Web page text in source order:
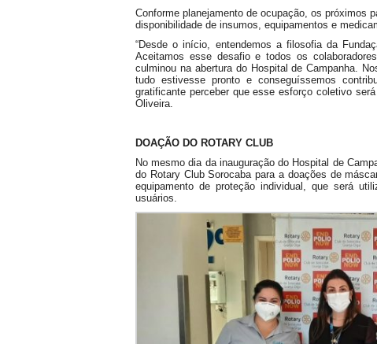
Conforme planejamento de ocupação, os próximos
disponibilidade de insumos, equipamentos e
“Desde o início, entendemos a filosofia da
Aceitamos esse desafio e todos os
culminou na abertura do Hospital de Campanha.
tudo estivesse pronto e conseguíssemos
gratificante perceber que esse esforço coletivo
Oliveira.
DOAÇÃO DO ROTARY CLUB
No mesmo dia da inauguração do Hospital de
do Rotary Club Sorocaba para a doações de
equipamento de proteção individual, que será
usuários.